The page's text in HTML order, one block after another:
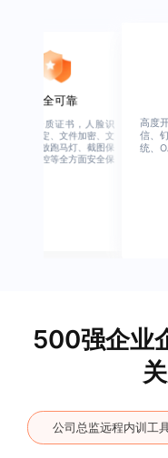
安全可靠
业权威资质证书，人脸识
、设备绑定、文件加密、文
水印、播放跑马灯、截图保
、权限管控等全方面安全保
高度
信、
统、
500强企业
公司总监远程内训工